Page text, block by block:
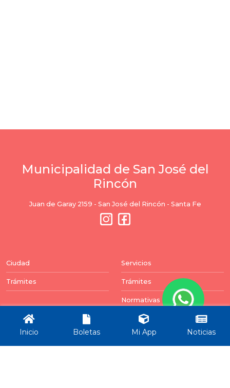
Municipalidad de San José del
Rincón
Juan de Garay 2159 - San José del Rincón - Santa Fe
Ciudad
Trámites
Servicios
Trámites
Normativas
Balances
Inicio Boletas Mi App Noticias